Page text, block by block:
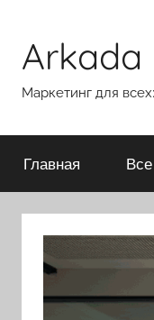
содержимому
Arkada
Маркетинг для
Главная